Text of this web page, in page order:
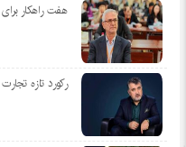
هفت راهکار
رکورد تازه